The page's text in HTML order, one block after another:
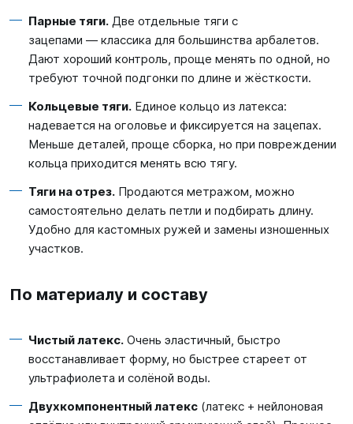
Парные тяги. Две отдельные тяги с
зацепами — классика для большинства арбалетов.
Дают хороший контроль, проще менять по одной, но
требуют точной подгонки по длине и жёсткости.
Кольцевые тяги. Единое кольцо из латекса:
надевается на оголовье и фиксируется на зацепах.
Меньше деталей, проще сборка, но при повреждении
кольца приходится менять всю тягу.
Тяги на отрез. Продаются метражом, можно
самостоятельно делать петли и подбирать длину.
Удобно для кастомных ружей и замены изношенных
участков.
По материалу и составу
Чистый латекс. Очень эластичный, быстро
восстанавливает форму, но быстрее стареет от
ультрафиолета и солёной воды.
Двухкомпонентный латекс (латекс + нейлоновая